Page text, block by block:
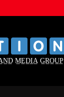
M̲E̲D̲I̲A̲ G̲R̲O̲U̲P̲